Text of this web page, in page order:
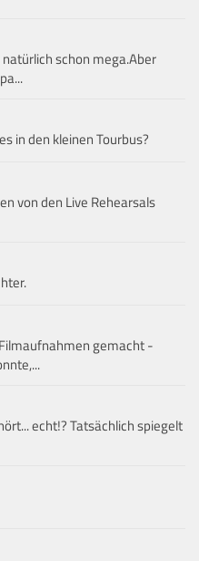
schon mega.Aber
in den kleinen Tourbus?
von den Live Rehearsals
gemacht -
echt!? Tatsächlich spiegelt